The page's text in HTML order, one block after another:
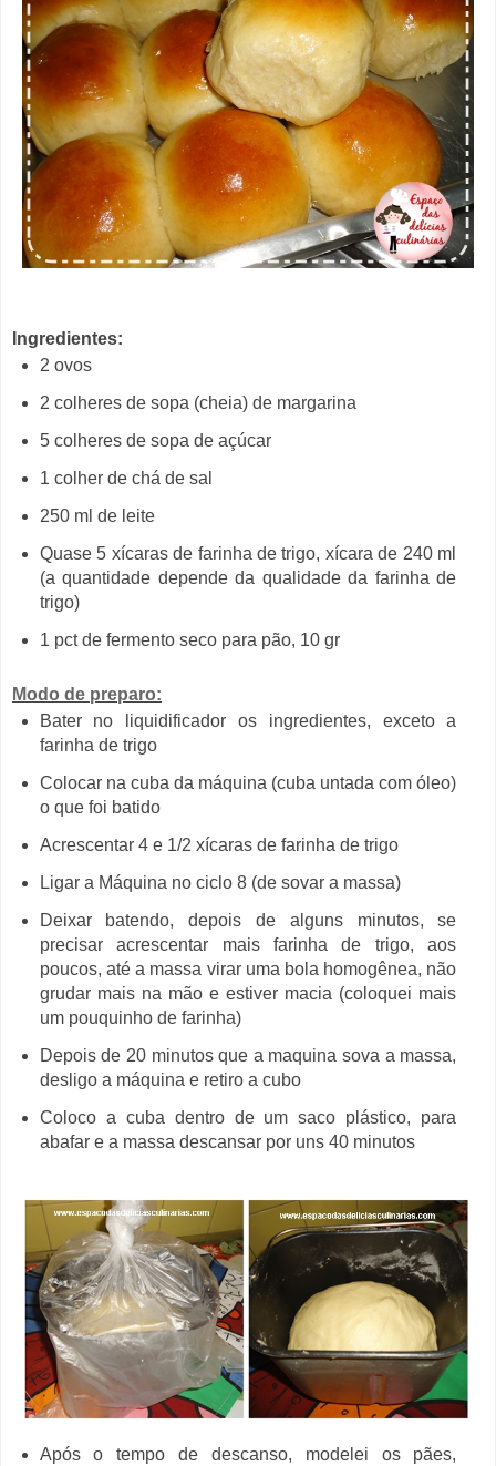
Ingredientes:
2 ovos
2 colheres de sopa (cheia) de margarina
5 colheres de sopa de açúcar
1 colher de chá de sal
250 ml de leite
Quase 5 xícaras de farinha de trigo, xícara de 240 ml
(a quantidade depende da qualidade da farinha de
trigo)
1 pct de fermento seco para pão, 10 gr
Modo de preparo:
Bater no liquidificador os ingredientes, exceto a
farinha de trigo
Colocar na cuba da máquina (cuba untada com óleo)
o que foi batido
Acrescentar 4 e 1/2 xícaras de farinha de trigo
Ligar a Máquina no ciclo 8 (de sovar a massa)
Deixar batendo, depois de alguns minutos, se
precisar acrescentar mais farinha de trigo, aos
poucos, até a massa virar uma bola homogênea, não
grudar mais na mão e estiver macia (coloquei mais
um pouquinho de farinha)
Depois de 20 minutos que a maquina sova a massa,
desligo a máquina e retiro a cubo
Coloco a cuba dentro de um saco plástico, para
abafar e a massa descansar por uns 40 minutos
Após o tempo de descanso, modelei os pães,